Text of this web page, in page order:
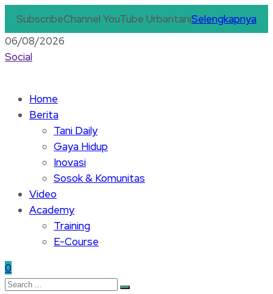
SubscribeChannel YouTube UrbantaniSelengkapnya
06/08/2026
Social
Home
Berita
Tani Daily
Gaya Hidup
Inovasi
Sosok & Komunitas
Video
Academy
Training
E-Course
0